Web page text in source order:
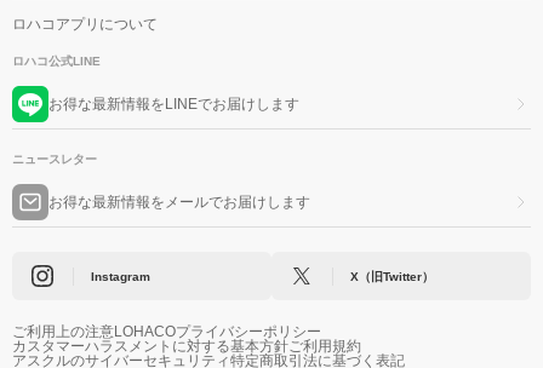
ロハコアプリについて
ロハコ公式LINE
お得な最新情報をLINEでお届けします
ニュースレター
お得な最新情報をメールでお届けします
Instagram X（旧Twitter）
ご利用上の注意LOHACOプライバシーポリシー
カスタマーハラスメントに対する基本方針ご利用規約
アスクルのサイバーセキュリティ特定商取引法に基づく表記